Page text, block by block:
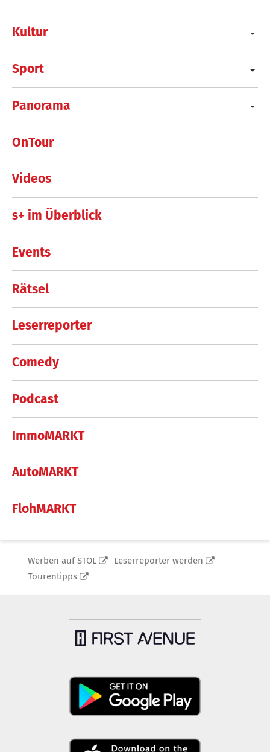
Kultur
Sport
Panorama
OnTour
Videos
s+ im Überblick
Events
Rätsel
Leserreporter
Comedy
Podcast
ImmoMARKT
AutoMARKT
FlohMARKT
Werben auf STOL
Leserreporter werden
Tourentipps